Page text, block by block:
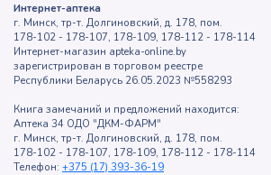
Интернет-аптека
г. Минск, тр-т. Долгиновский, д. 178, пом.
178-102 - 178-107, 178-109, 178-112 - 178-114
Интернет-магазин apteka-online.by
зарегистрирован в торговом реестре
Республики Беларусь 26.05.2023 №558293
Книга замечаний и предложений находится:
Аптека 34 ОДО "ДКМ-ФАРМ"
г. Минск, тр-т. Долгиновский, д. 178, пом.
178-102 - 178-107, 178-109, 178-112 - 178-114
Телефон: +375 (17) 393-36-19